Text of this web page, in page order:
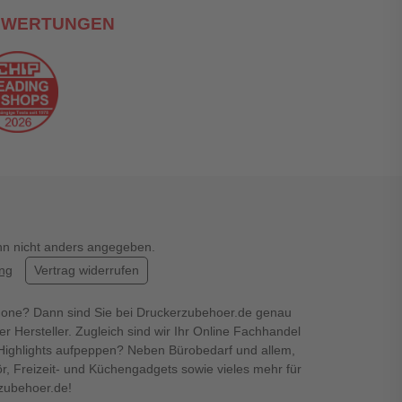
nicht anders angegeben.
Vertrag widerrufen
Dann sind Sie bei Druckerzubehoer.de genau
Hersteller. Zugleich sind wir Ihr Online Fachhandel
aufpeppen? Neben Bürobedarf und allem,
Freizeit- und Küchengadgets sowie vieles mehr für